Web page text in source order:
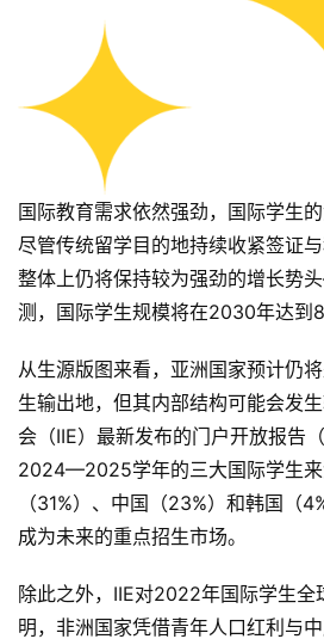
国际教育需求依然强劲，国际学生
尽管传统留学目的地持续收紧签证
整体上仍将保持较为强劲的增长势
测，国际学生规模将在2030年达到
从生源版图来看，亚洲国家预计仍
生输出地，但其内部结构可能会发
会（IIE）最新发布的门户开放报告
2024—2025学年的三大国际学生
（31%）、中国（23%）和韩国（
成为未来的重点招生市场。
除此之外，IIE对2022年国际学生全
明，非洲国家凭借青年人口红利与